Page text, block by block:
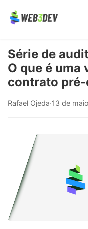
Série de
O que é
contrato
Rafael Ojeda·13 de